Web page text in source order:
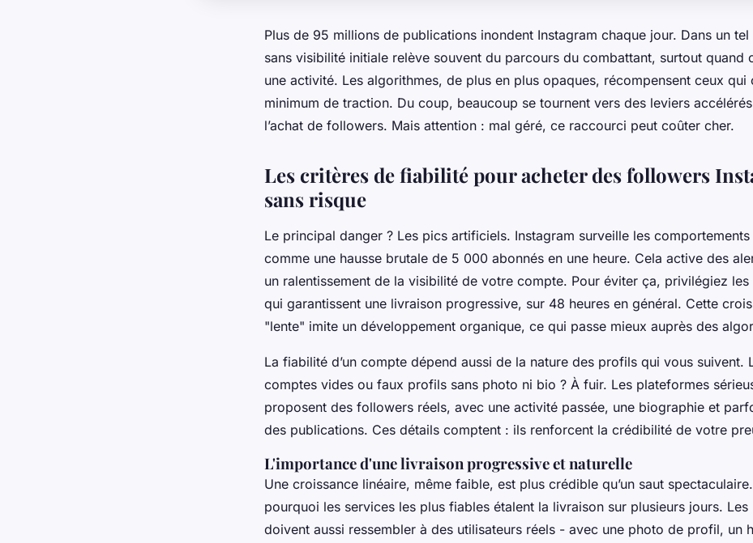
Plus de 95 millions de publications inondent Instagram chaque jour. Dans un
sans visibilité initiale relève souvent du parcours du combattant, surtout quand
une activité. Les algorithmes, de plus en plus opaques, récompensent ceux qui
minimum de traction. Du coup, beaucoup se tournent vers des leviers
l’achat de followers. Mais attention : mal géré, ce raccourci peut coûter cher.
Les critères de fiabilité pour acheter des followers
sans risque
Le principal danger ? Les pics artificiels. Instagram surveille les comportements
comme une hausse brutale de 5 000 abonnés en une heure. Cela active des
un ralentissement de la visibilité de votre compte. Pour éviter ça, privilégiez les
qui garantissent une livraison progressive, sur 48 heures en général. Cette
"lente" imite un développement organique, ce qui passe mieux auprès des
La fiabilité d’un compte dépend aussi de la nature des profils qui vous suivent.
comptes vides ou faux profils sans photo ni bio ? À fuir. Les plateformes
proposent des followers réels, avec une activité passée, une biographie et
des publications. Ces détails comptent : ils renforcent la crédibilité de votre
L'importance d'une livraison progressive et naturelle
Une croissance linéaire, même faible, est plus crédible qu’un saut spectaculaire.
pourquoi les services les plus fiables étalent la livraison sur plusieurs jours.
doivent aussi ressembler à des utilisateurs réels - avec une photo de profil, un